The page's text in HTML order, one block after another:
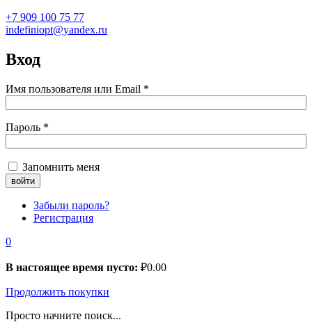
+7 909 100 75 77
indefiniopt@yandex.ru
Вход
Имя пользователя или Email *
Пароль *
Запомнить меня
Забыли пароль?
Регистрация
0
В настоящее время пусто: ₽0.00
Продолжить покупки
Просто начните поиск...